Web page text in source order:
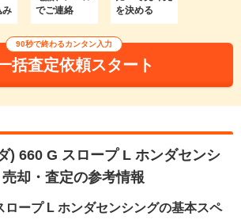
み
でご連絡
を決める
90秒で終わるカンタン入力
括査定依頼スタート
) 660 G スロープ L ホンダセンシ
却・査定の参考情報
ロープ L ホンダセンシングの基本スペ